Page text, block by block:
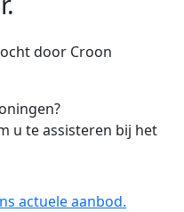
door Croon
u te assisteren bij het
actuele aanbod.